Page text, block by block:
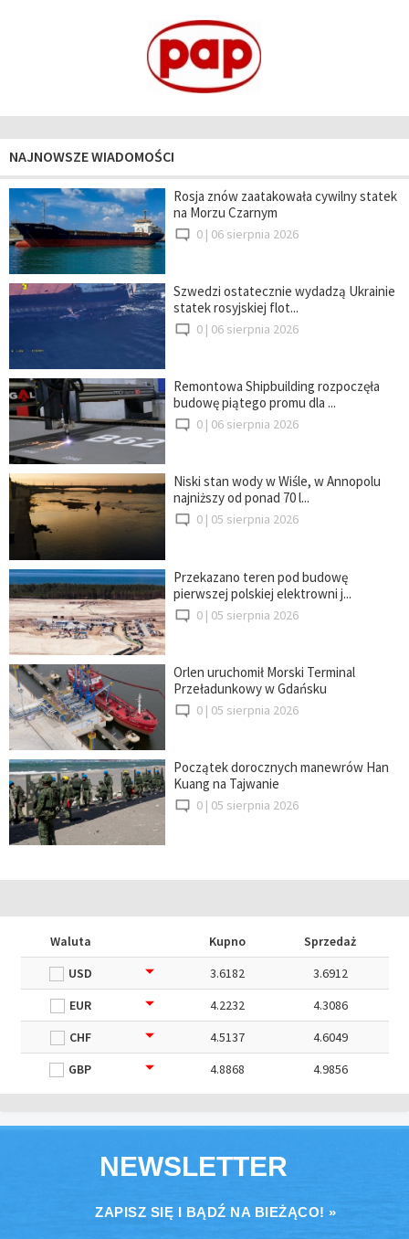
NAJNOWSZE WIADOMOŚCI
Rosja znów zaatakowała cywilny statek
na Morzu Czarnym
0 | 06 sierpnia 2026
Szwedzi ostatecznie wydadzą Ukrainie
statek rosyjskiej flot...
0 | 06 sierpnia 2026
Remontowa Shipbuilding rozpoczęła
budowę piątego promu dla ...
0 | 06 sierpnia 2026
Niski stan wody w Wiśle, w Annopolu
najniższy od ponad 70 l...
0 | 05 sierpnia 2026
Przekazano teren pod budowę
pierwszej polskiej elektrowni j...
0 | 05 sierpnia 2026
Orlen uruchomił Morski Terminal
Przeładunkowy w Gdańsku
0 | 05 sierpnia 2026
Początek dorocznych manewrów Han
Kuang na Tajwanie
0 | 05 sierpnia 2026
Waluta Kupno
Sprzedaż
USD
3.6182
3.6912
EUR
4.2232
4.3086
CHF
4.5137
4.6049
GBP
4.8868 4.9856
NEWSLETTER
ZAPISZ SIĘ I BĄDŹ NA BIEŻĄCO! »